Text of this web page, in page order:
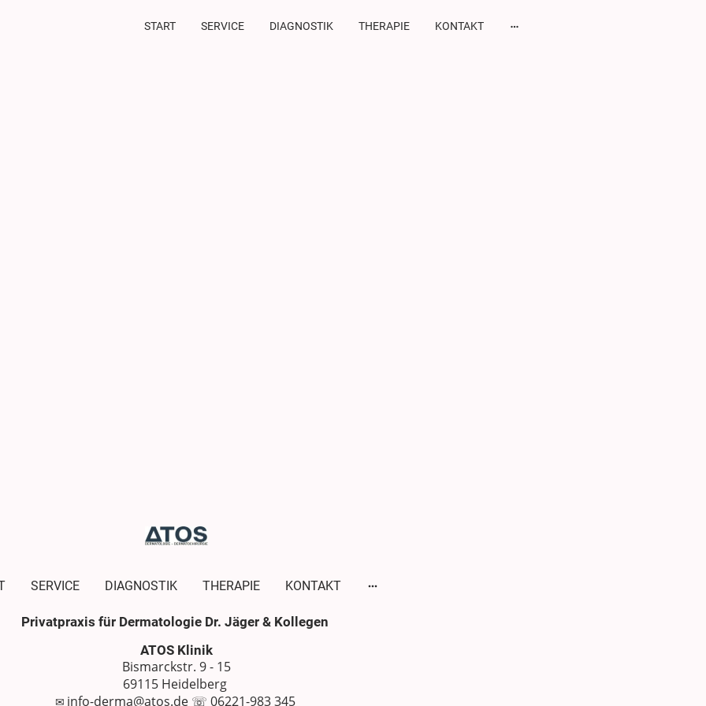
START SERVICE DIAGNOSTIK THERAPIE KONTAKT
SERVICE DIAGNOSTIK THERAPIE KONTAKT
Privatpraxis für Dermatologie Dr. Jäger & Kollegen
ATOS Klinik
Bismarckstr. 9 - 15
69115 Heidelberg
✉ info-derma@atos.de ☏ 06221-983 345